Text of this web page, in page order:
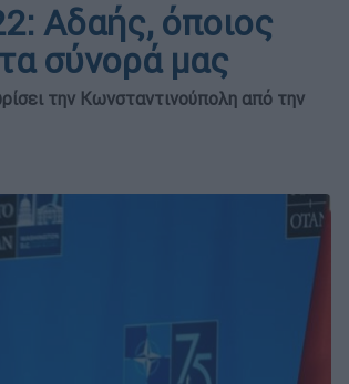
Αδαής, όποιος
σύνορά μας
την Κωνσταντινούπολη από την